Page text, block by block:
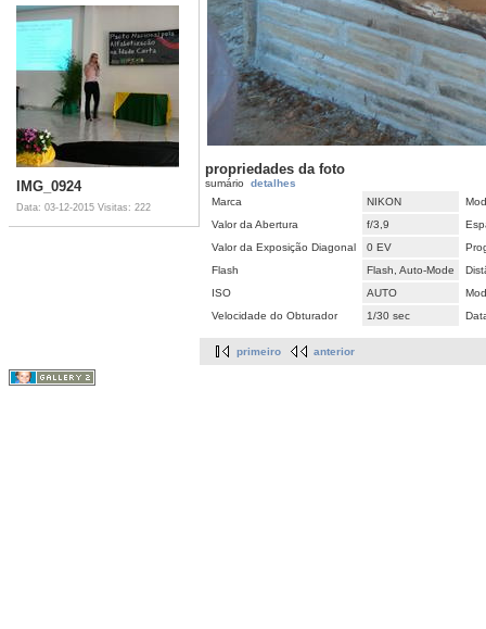
IMG_0924
Data: 03-12-2015 Visitas: 222
propriedades da foto
sumário detalhes
Marca
NIKON
Valor da Abertura
f/3,9
Valor da Exposição Diagonal
0 EV
Flash
Flash, Auto-Mode
ISO
AUTO
Velocidade do Obturador
1/30 sec
primeiro anterior